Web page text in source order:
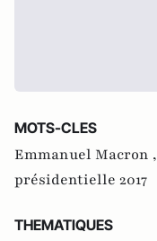
MOTS-CLES
Emmanuel Macron ,
présidentielle 2017
THEMATIQUES